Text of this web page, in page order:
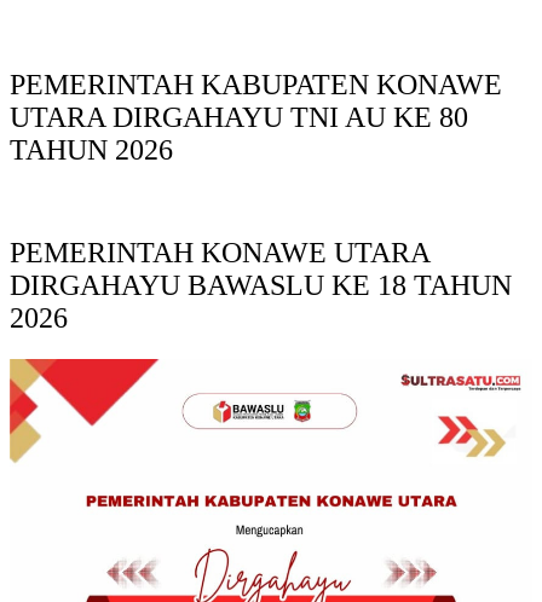
PEMERINTAH KABUPATEN KONAWE
UTARA DIRGAHAYU TNI AU KE 80
TAHUN 2026
PEMERINTAH KONAWE UTARA
DIRGAHAYU BAWASLU KE 18 TAHUN
2026